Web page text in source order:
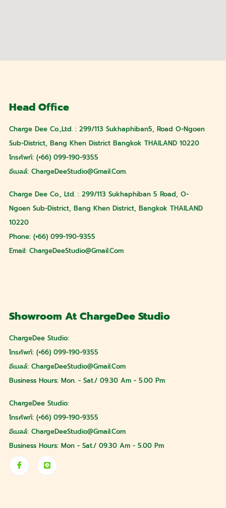
Head Office
Charge Dee Co.,Ltd. : 299/113 Sukhaphiban5, Road O-Ngoen
Sub-District, Bang Khen District Bangkok THAILAND 10220
โทรศัพท์: (+66) 099-190-9355
อีเมลล์: ChargeDeeStudio@gmail.com.
Charge Dee Co., Ltd. : 299/113 Sukhaphiban 5 Road, O-
Ngoen Sub-District, Bang Khen District, Bangkok THAILAND
10220
Phone: (+66) 099-190-9355
Email: ChargeDeeStudio@gmail.com
Showroom At ChargeDee Studio
ChargeDee Studio:
โทรศัพท์: (+66) 099-190-9355
อีเมลล์: ChargeDeeStudio@gmail.com
Business Hours: Mon. - Sat./ 09.30 Am - 5.00 Pm
ChargeDee Studio:
โทรศัพท์: (+66) 099-190-9355
อีเมลล์: ChargeDeeStudio@gmail.com
Business Hours: Mon - Sat./ 09.30 Am - 5.00 Pm